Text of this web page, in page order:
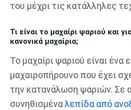
του μέχρι τις κατάλληλες
Τι είναι το μαχαίρι ψαριού και
κανονικά μαχαίρια;
Το μαχαίρι ψαριού είναι ένα
μαχαιροπήρουνο που έχει
την κατανάλωση ψαριών. Σε
συνηθισμέναλεπίδα από